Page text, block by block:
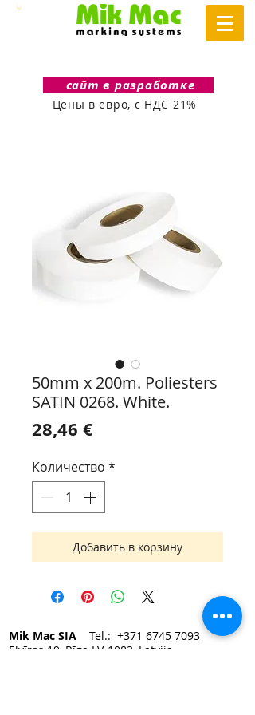
сайт в разработке
Цены в евро, с НДС 21%
50mm x 200m. Poliesters
SATIN 0268. White.
28,46 €Цена
Количество *
Добавить в корзину
Mik Mac SIA Tel.: +371 6745 7093
Elvīras 19, Rīga LV-1083, Latvija